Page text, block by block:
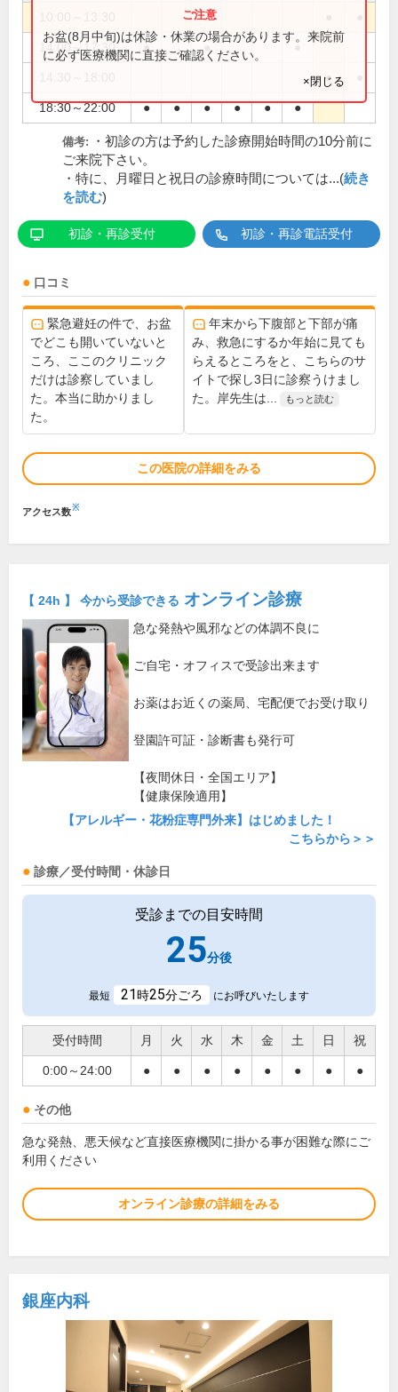
14:00～17:30 ● ● ●
●
18:30～22:00 ● ● ● ● ● ●
お盆(8月中旬)は休診・休業の場合があります。来院前
に必ず医療機関に直接ご確認ください。
×閉じる
備考:
・初診の方は予約した診療開始時間の10分前に
ご来院下さい。
・特に、月曜日と祝日の診療時間については...(続き
を読む)
初診・再診受付 初診・再診電話受付
口コミ
緊急避妊の件で、お盆
でどこも開いていないと
ころ、ここのクリニック
だけは診察していまし
た。本当に助かりまし
た。
年末から下腹部と下部が痛
み、救急にするか年始に見ても
らえるところをと、こちらのサ
イトで探し3日に診察うけまし
た。岸先生は...
もっと読む
この医院の詳細をみる
アクセス数※
【 24h 】 今から受診できる オンライン診療
急な発熱や風邪などの体調不良に
ご自宅・オフィスで受診出来ます
お薬はお近くの薬局、宅配便でお受け取り
登園許可証・診断書も発行可
【夜間休日・全国エリア】
【健康保険適用】
【アレルギー・花粉症専門外来】はじめました！
こちらから＞＞
診療／受付時間・休診日
受診までの目安時間
25分後
最短 21時25分ごろ にお呼びいたします
受付時間 月 火 水 木 金 土 日 祝
0:00～24:00 ● ● ● ● ● ● ● ●
その他
急な発熱、悪天候など直接医療機関に掛かる事が困難な際にご
利用ください
オンライン診療の詳細をみる
銀座内科